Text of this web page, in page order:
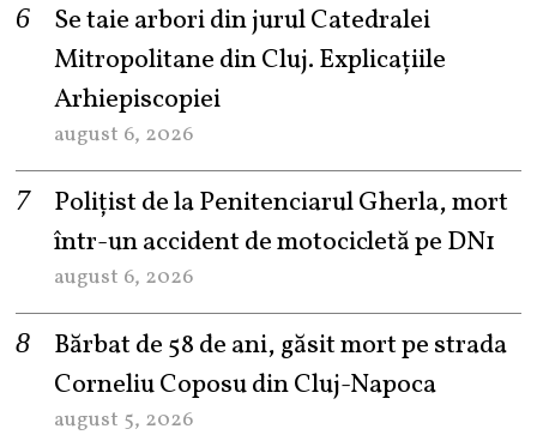
Se taie arbori din jurul Catedralei
Mitropolitane din Cluj. Explicațiile
Arhiepiscopiei
august 6, 2026
Polițist de la Penitenciarul Gherla, mort
într-un accident de motocicletă pe DN1
august 6, 2026
Bărbat de 58 de ani, găsit mort pe strada
Corneliu Coposu din Cluj-Napoca
august 5, 2026